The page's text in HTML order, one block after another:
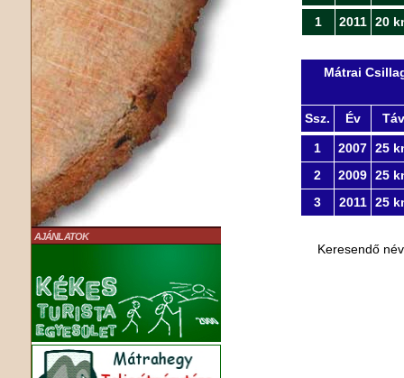
AJÁNLATOK
1 2011 20
Mátrai
Ssz. Év Táv
1 2007 25
2
2009 25
3
2011 25
Keresendő